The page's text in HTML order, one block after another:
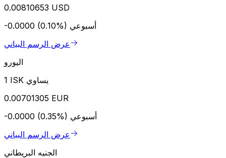
0.00810653 USD
-0.0000 (0.10%) أسبوعي
عرض الرسم البياني
اليورو
1 ISK يساوي
0.00701305 EUR
-0.0000 (0.35%) أسبوعي
عرض الرسم البياني
الجنيه البريطاني